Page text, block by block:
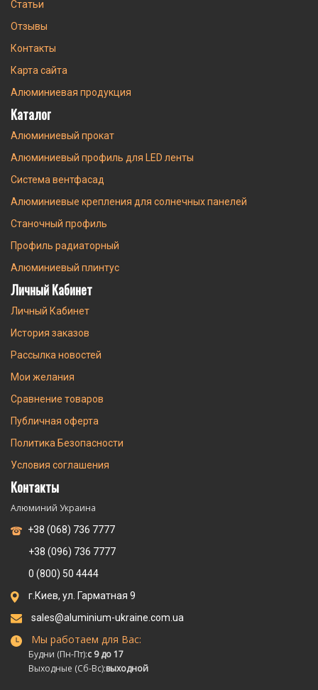
Статьи
Отзывы
Контакты
Карта сайта
Алюминиевая продукция
Каталог
Алюминиевый прокат
Алюминиевый профиль для LED ленты
Система вентфасад
Алюминиевые крепления для солнечных панелей
Станочный профиль
Профиль радиаторный
Алюминиевый плинтус
Личный Кабинет
Личный Кабинет
История заказов
Рассылка новостей
Мои желания
Сравнение товаров
Публичная оферта
Политика Безопасности
Условия соглашения
Контакты
Алюминий Украина
+38 (068) 736 7777
+38 (096) 736 7777
0 (800) 50 4444
г.Киев, ул. Гарматная 9
sales@aluminium-ukraine.com.ua
Мы работаем для Вас:
Будни (Пн-Пт):с 9 до 17
Выходные (Сб-Вс):выходной